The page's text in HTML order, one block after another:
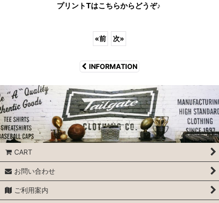
プリントTはこちらからどうぞ♪
«前 次»
INFORMATION
CART
お問い合わせ
ご利用案内